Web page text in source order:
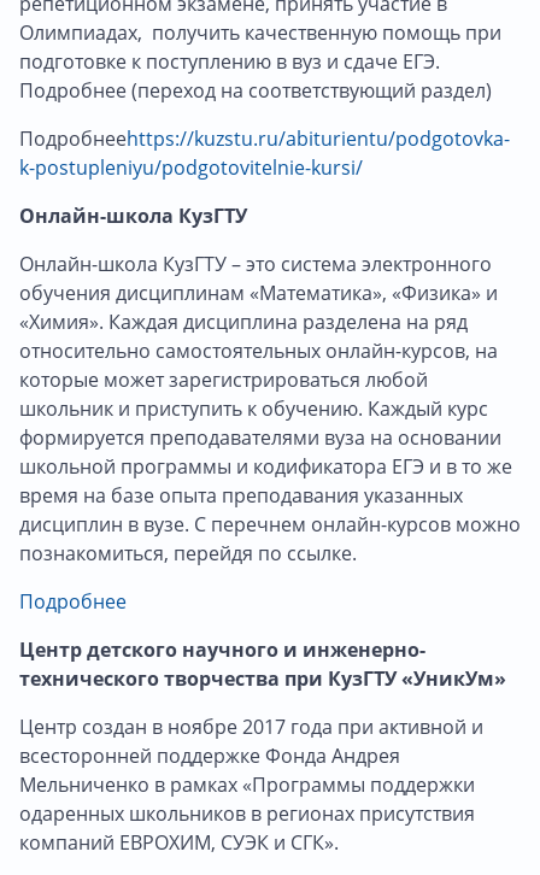
Олимпиадах, получить качественную помощь при
подготовке к поступлению в вуз и сдаче ЕГЭ.
Подробнее (переход на соответствующий раздел)
Подробнееhttps://kuzstu.ru/abiturientu/podgotovka-
k-postupleniyu/podgotovitelnie-kursi/
Онлайн-школа КузГТУ
Онлайн-школа КузГТУ – это система электронного
обучения дисциплинам «Математика», «Физика» и
«Химия». Каждая дисциплина разделена на ряд
относительно самостоятельных онлайн-курсов, на
которые может зарегистрироваться любой
школьник и приступить к обучению. Каждый курс
формируется преподавателями вуза на основании
школьной программы и кодификатора ЕГЭ и в то же
время на базе опыта преподавания указанных
дисциплин в вузе. С перечнем онлайн-курсов можно
познакомиться, перейдя по ссылке.
Подробнее
Центр детского научного и инженерно-
технического творчества при КузГТУ «УникУм»
Центр создан в ноябре 2017 года при активной и
всесторонней поддержке Фонда Андрея
Мельниченко в рамках «Программы поддержки
одаренных школьников в регионах присутствия
компаний ЕВРОХИМ, СУЭК и СГК».